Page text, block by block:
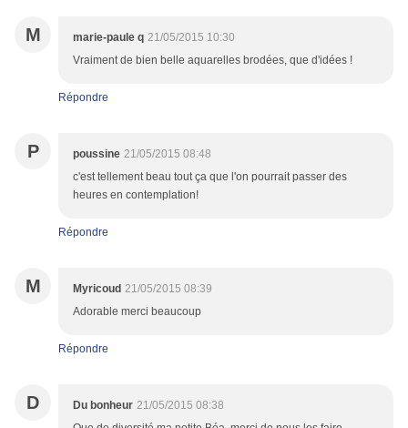
M marie-paule q 21/05/2015 10:30
Vraiment de bien belle aquarelles brodées, que d'idées !
Répondre
P poussine 21/05/2015 08:48
c'est tellement beau tout ça que l'on pourrait passer des
heures en contemplation!
Répondre
M Myricoud 21/05/2015 08:39
Adorable merci beaucoup
Répondre
D Du bonheur 21/05/2015 08:38